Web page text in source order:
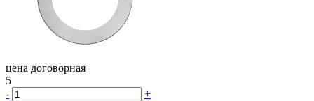
цена договорная
5
-
+